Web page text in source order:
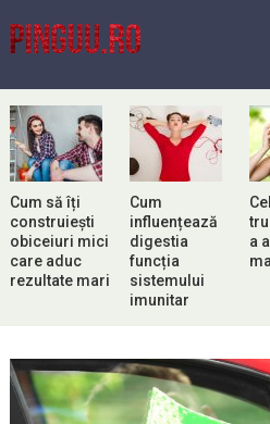
Cum să îți
construiești
obiceiuri mici
care aduc
rezultate mari
Cum
influențează
digestia
funcția
sistemului
imunitar
a